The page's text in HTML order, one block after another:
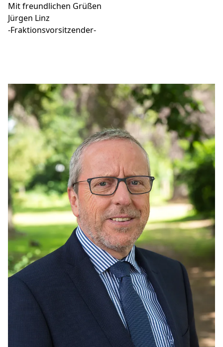
Mit freundlichen Grüßen
Jürgen Linz
-Fraktionsvorsitzender-